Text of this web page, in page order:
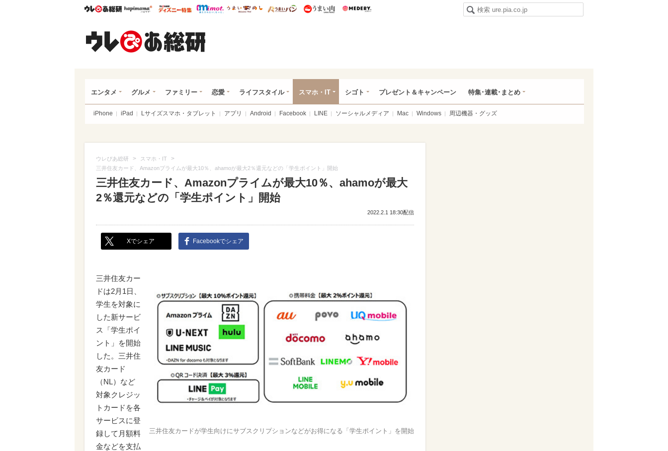
ウレぴあ総研ハピママ* ウレぴあ総研 ディズニー特集
mimot. うまいめし うまいパン うまい肉
エンタメ グルメ ファミリー 恋愛 ライフスタイル スマホ・IT シゴト プレゼント＆キャンペーン 特集･連載･まとめ
iPhone iPad Lサイズスマホ・タブレット アプリ Android Facebook LINE ソーシャルメディア Mac Windows 周辺機器・グッズ
ウレぴあ総研 > スマホ・IT >
三井住友カード、Amazonプライムが最大10％、ahamoが最大2％還元などの「学生ポイント」開始
三井住友カード、Amazonプライムが最大10％、ahamoが最大
2％還元などの「学生ポイント」開始
2022.2.1 18:30配信
Xでシェア Facebookでシェア
三井住友カードが学生向けにサブスクリプションなどがお得になる「学生ポイント」を開始
三井住友カー
ドは2月1日、
学生を対象に
した新サービ
ス「学生ポイ
ント」を開始
した。三井住
友カード
（NL）など
対象クレジッ
トカードを各
サービスに登
録して月額料
金などを支払